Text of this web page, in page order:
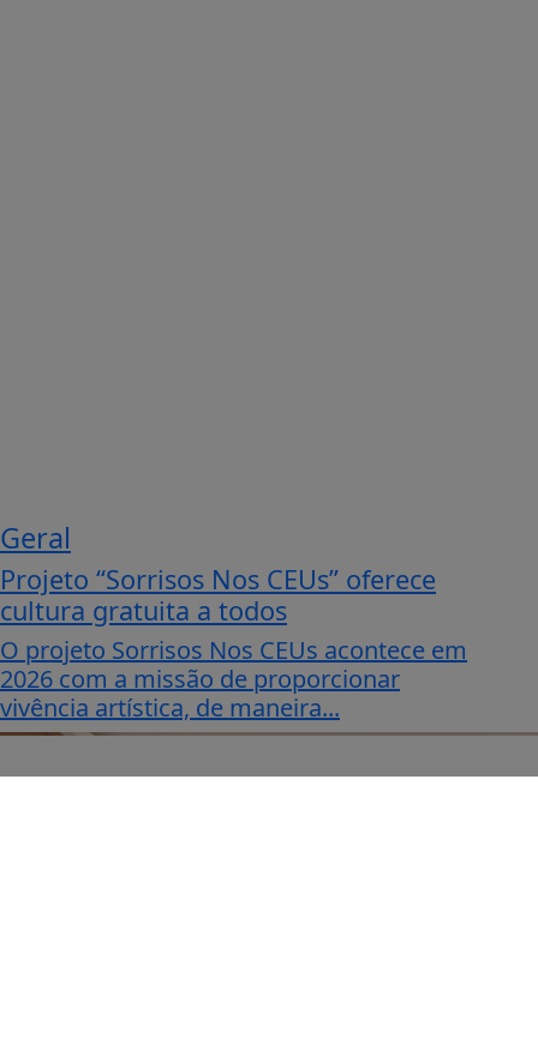
Geral
Projeto “Sorrisos Nos CEUs” oferece
cultura gratuita a todos
O projeto Sorrisos Nos CEUs acontece em
2026 com a missão de proporcionar
vivência artística, de maneira...